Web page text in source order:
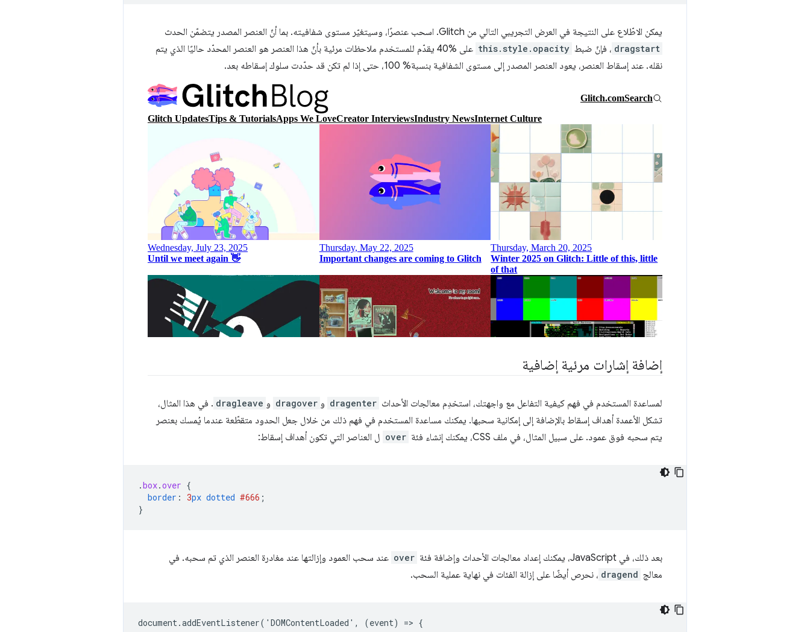
يمكن الاطّلاع على النتيجة في العرض التجريبي التالي من Glitch. اسحب عنصرًا، وسيتغيّر مستوى شفافيته. بما أنّ العنصر المصدر يتضمّن الحدث
dragstart ، فإنّ ضبط this.style.opacity
على ‎40% يقدّم للمستخدم ملاحظات مرئية بأنّ هذا العنصر هو العنصر المحدّد حاليًا الذي يتم
نقله. عند إسقاط العنصر، يعود العنصر المصدر إلى مستوى الشفافية بنسبة% 100، حتى إذا لم تكن قد حدّدت سلوك إسقاطه بعد.
إضافة إشارات مرئية إضافية
لمساعدة المستخدم في فهم كيفية التفاعل مع واجهتك، استخدِم معالجات الأحداث dragenter و dragover و dragleave . في هذا المثال،
تشكل الأعمدة أهداف إسقاط بالإضافة إلى إمكانية سحبها. يمكنك مساعدة المستخدم في فهم ذلك من خلال جعل الحدود متقطّعة عندما يُمسك بعنصر
يتم سحبه فوق عمود. على سبيل المثال، في ملف CSS، يمكنك إنشاء فئة
over ل العناصر التي تكون أهداف إسقاط:
.box.over {
border : 3px dotted #666 ;
}
بعد ذلك، في JavaScript، يمكنك إعداد معالجات الأحداث وإضافة فئة over عند سحب العمود وإزالتها عند مغادرة العنصر الذي تم سحبه. في
معالج dragend ، نحرص أيضًا على إزالة الفئات في نهاية عملية السحب.
document.addEventListener('DOMContentLoaded', (event) => {